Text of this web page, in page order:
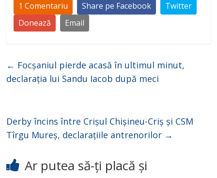
1 Comentariu Share pe Facebook
Twitter
Donează
Email
← Focșaniul pierde acasă în ultimul minut,
declarația lui Sandu Iacob după meci
Derby încins între Crișul Chișineu-Criș și CSM
Tîrgu Mureș, declarațiile antrenorilor →
Ar putea să-ți placă și